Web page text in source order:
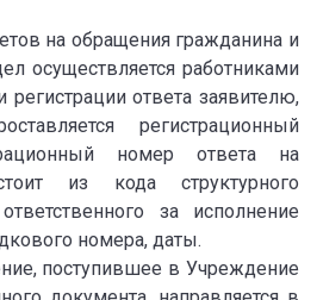
на обращения гражданина и
осуществляется работниками
ответа заявителю,
регистрационный
номер ответа на
из кода структурного
за исполнение
номера, даты.
поступившее в Учреждение